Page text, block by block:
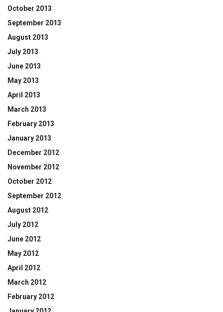
October 2013
September 2013
August 2013
July 2013
June 2013
May 2013
April 2013
March 2013
February 2013
January 2013
December 2012
November 2012
October 2012
September 2012
August 2012
July 2012
June 2012
May 2012
April 2012
March 2012
February 2012